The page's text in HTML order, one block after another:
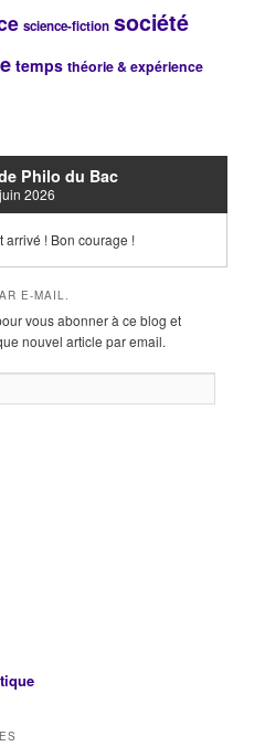
science-fiction société
temps théorie & expérience
Philo du Bac
2026
arrivé ! Bon courage !
E-MAIL.
vous abonner à ce blog et
nouvel article par email.